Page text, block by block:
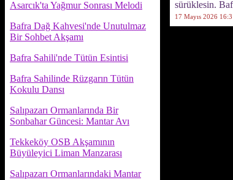
Asarcık'ta Yağmur Sonrası Melodi
Bafra Dağ Kahvesi'nde Unutulmaz
Bir Sohbet Akşamı
Bafra Sahili'nde Tütün Esintisi
Bafra Sahilinde Rüzgarın Tütün
Kokulu Dansı
Salıpazarı Ormanlarında Bir
Sonbahar Güncesi: Mantar Avı
Tekkeköy OSB Akşamının
Büyüleyici Liman Manzarası
Salıpazarı Ormanlarındaki Mantar
sürüklesin.
17 Mayıs 2026